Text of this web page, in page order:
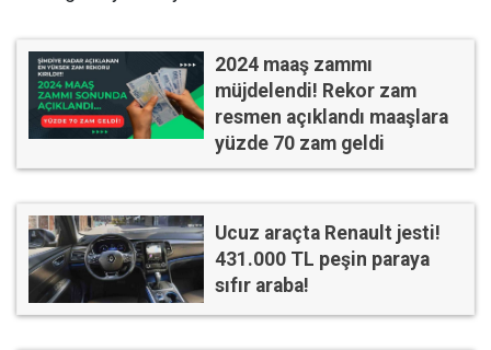
2024 maaş zammı
müjdelendi! Rekor zam
resmen açıklandı maaşlara
yüzde 70 zam geldi
Ucuz araçta Renault jesti!
431.000 TL peşin paraya
sıfır araba!